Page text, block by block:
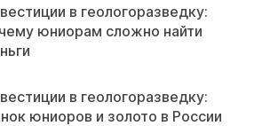
в геологоразведку:
юниорам сложно найти
в геологоразведку:
юниоров и золото в России